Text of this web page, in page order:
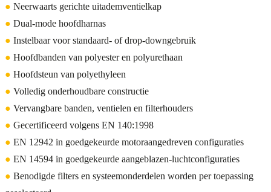
● Neerwaarts gerichte uitademventielkap
● Dual-mode hoofdharnas
● Instelbaar voor standaard- of drop-downgebruik
● Hoofdbanden van polyester en polyurethaan
● Hoofdsteun van polyethyleen
● Volledig onderhoudbare constructie
● Vervangbare banden, ventielen en filterhouders
● Gecertificeerd volgens EN 140:1998
● EN 12942 in goedgekeurde motoraangedreven configuraties
● EN 14594 in goedgekeurde aangeblazen-luchtconfiguraties
● Benodigde filters en systeemonderdelen worden per toepassing